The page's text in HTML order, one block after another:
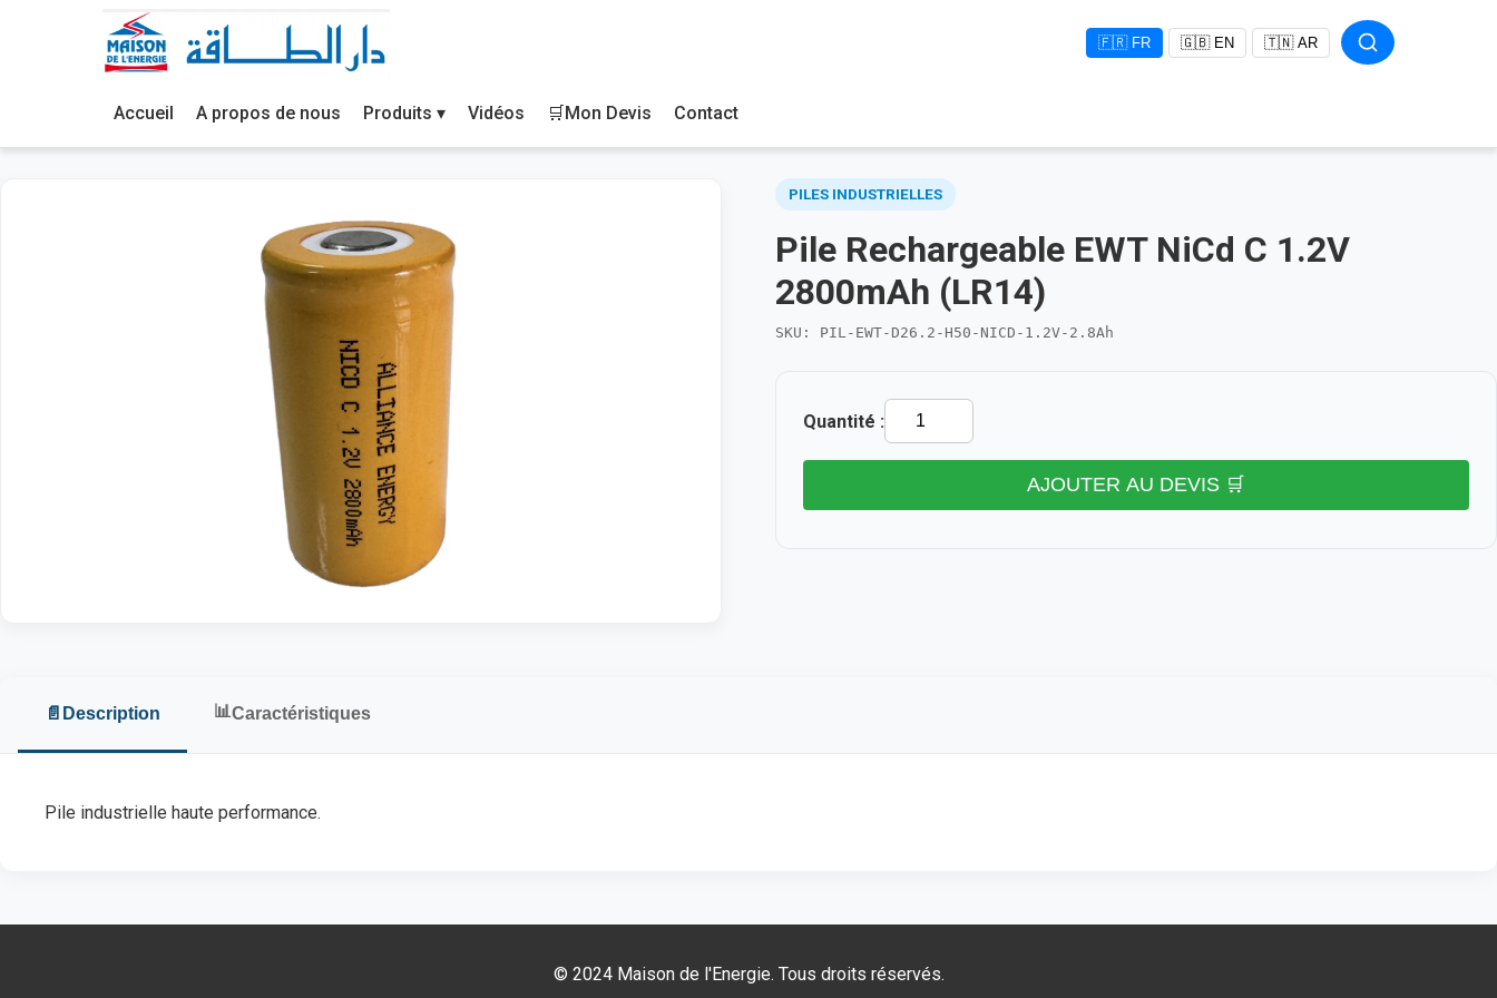
🇫🇷 FR 🇬🇧 EN 🇹🇳 AR
Accueil A propos de nous Produits ▾ Vidéos 🛒Mon Devis Contact
PILES INDUSTRIELLES
Pile Rechargeable EWT NiCd C 1.2V
2800mAh (LR14)
SKU: PIL-EWT-D26.2-H50-NICD-1.2V-2.8Ah
Quantité :
AJOUTER AU DEVIS 🛒
📄 Description 📊Caractéristiques
Pile industrielle haute performance.
© 2024 Maison de l'Energie. Tous droits réservés.